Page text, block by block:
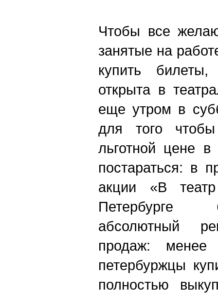
Чтобы все
занятые на
купить
открыта в
еще утром в
для того
льготной цене
постараться: в
акции «В
Петербурге
абсолютный
продаж:
петербуржцы
полностью